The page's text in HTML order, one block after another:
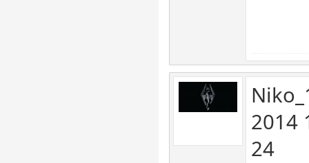
2014
24